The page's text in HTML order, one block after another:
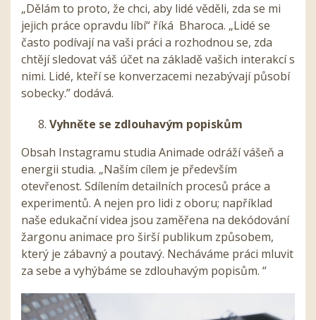
„Dělám to proto, že chci, aby lidé věděli, zda se mi
jejich práce opravdu líbí“ říká Bharoca. „Lidé se
často podívají na vaši práci a rozhodnou se, zda
chtějí sledovat váš účet na základě vašich interakcí s
nimi. Lidé, kteří se konverzacemi nezabývají působí
sobecky.” dodává.
Vyhněte se zdlouhavým popiskům
Obsah Instagramu studia Animade odráží vášeň a
energii studia. „Naším cílem je především
otevřenost. Sdílením detailních procesů práce a
experimentů. A nejen pro lidi z oboru; například
naše edukační videa jsou zaměřena na dekódování
žargonu animace pro širší publikum způsobem,
který je zábavný a poutavý. Necháváme práci mluvit
za sebe a vyhýbáme se zdlouhavým popisům. “